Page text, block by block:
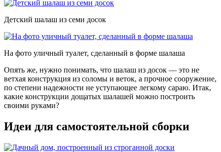
Детский шалаш из семи досок
На фото уличный туалет, сделанный в форме шалаша
Опять же, нужно понимать, что шалаш из досок — это не
ветхая конструкция из соломы и веток, а прочное сооружение,
по степени надежности не уступающее легкому сараю. Итак,
какие конструкции дощатых шалашей можно построить
своими руками?
Идеи для самостоятельной сборки